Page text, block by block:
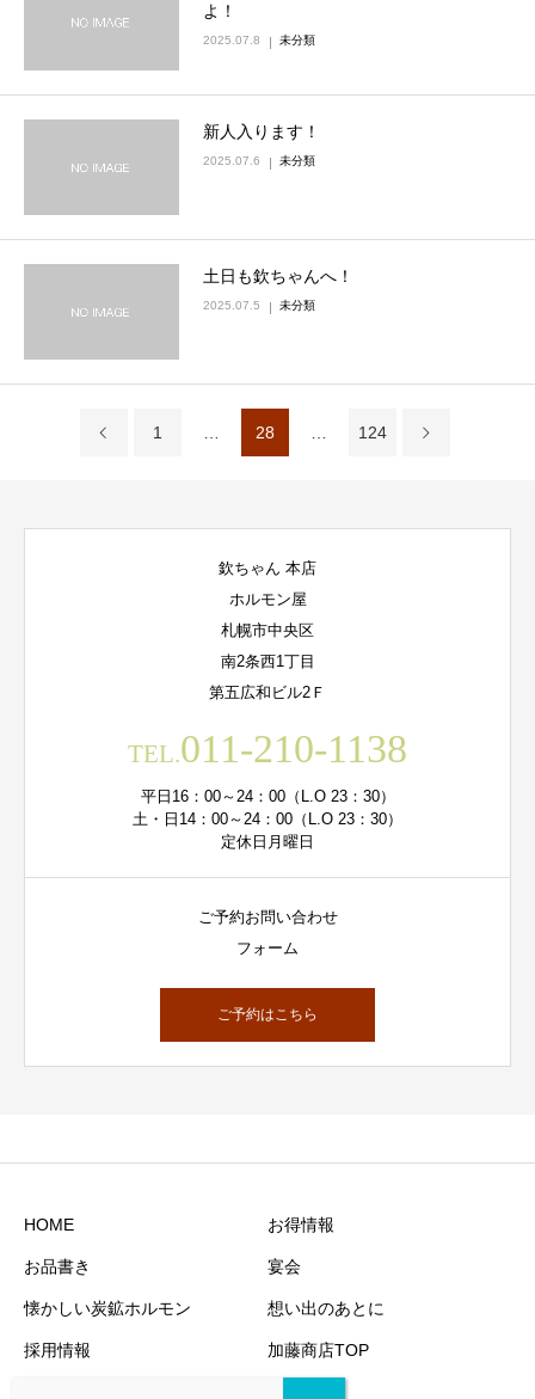
よ！
2025.07.8 未分類
新人入ります！
2025.07.6 未分類
土日も欽ちゃんへ！
2025.07.5 未分類
1 … 28 … 124
欽ちゃん 本店
ホルモン屋
札幌市中央区
南2条西1丁目
第五広和ビル2Ｆ
TEL.011-210-1138
平日16：00～24：00（L.O 23：30）
土・日14：00～24：00（L.O 23：30）
定休日月曜日
ご予約お問い合わせ
フォーム
ご予約はこちら
HOME お得情報
お品書き 宴会
懐かしい炭鉱ホルモン 想い出のあとに
採用情報 加藤商店TOP